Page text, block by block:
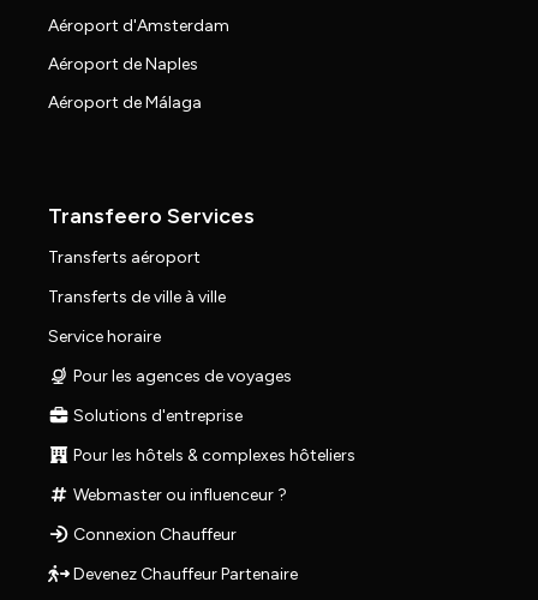
Aéroport d'Amsterdam
Aéroport de Naples
Aéroport de Málaga
Transfeero Services
Transferts aéroport
Transferts de ville à ville
Service horaire
Pour les agences de voyages
Solutions d'entreprise
Pour les hôtels & complexes hôteliers
Webmaster ou influenceur ?
Connexion Chauffeur
Devenez Chauffeur Partenaire